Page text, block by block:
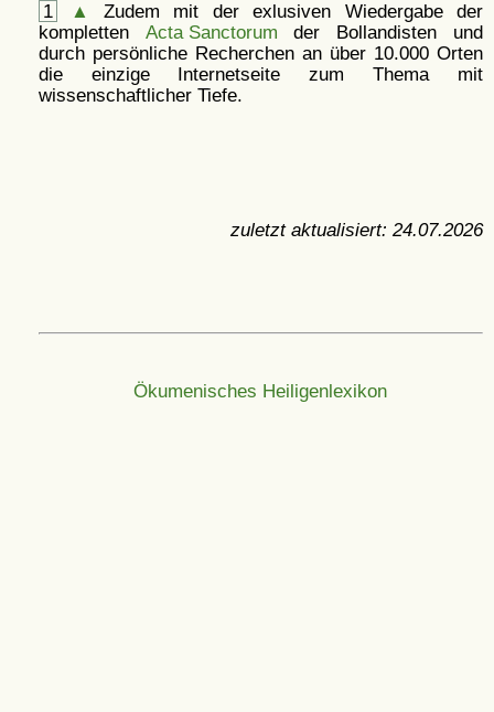
1 ▲
Zudem mit der exlusiven Wiedergabe der
kompletten Acta Sanctorum der Bollandisten und
durch persönliche Recherchen an über 10.000 Orten
die einzige Internetseite zum Thema mit
wissenschaftlicher Tiefe.
zuletzt aktualisiert: 24.07.2026
Ökumenisches Heiligenlexikon